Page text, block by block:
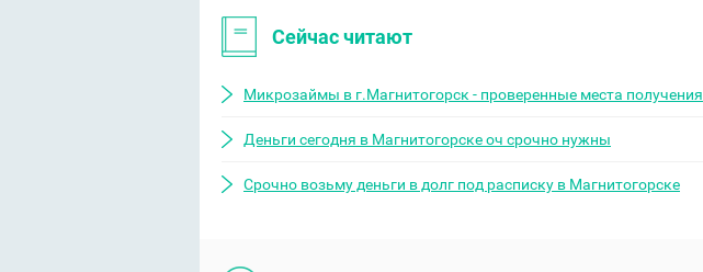
Сейчас читают
Микрозаймы в г.Магнитогорск - проверенные места получения
Деньги сегодня в Магнитогорске оч срочно нужны
Срочно возьму деньги в долг под расписку в Магнитогорске